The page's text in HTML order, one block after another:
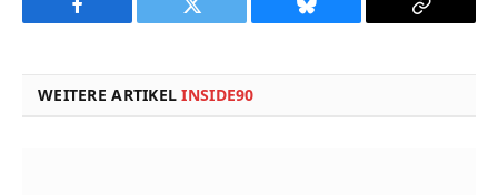
Facebook Twitter Bluesky
Copy
WEITERE ARTIKELINSIDE90